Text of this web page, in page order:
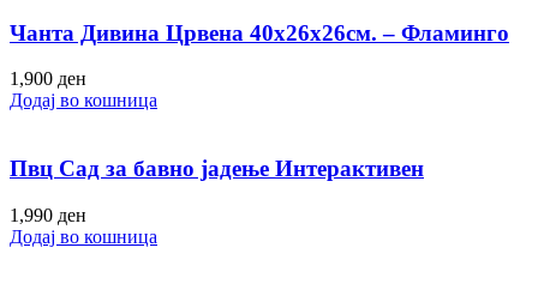
Чанта Дивина Црвена 40х26х26см. – Фламинго
1,900 ден
Додај во кошница
Пвц Сад за бавно јадење Интерактивен
1,990 ден
Додај во кошница